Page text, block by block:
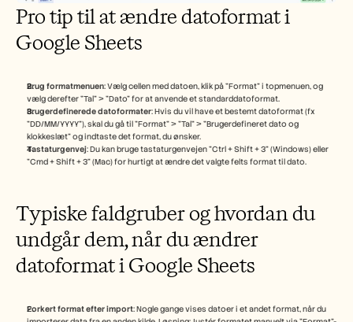
Pro tip til at ændre datoformat i
Google Sheets
Brug formatmenuen: Vælg cellen med datoen, klik på "Format" i topmenuen, og
vælg derefter "Tal" > "Dato" for at anvende et standarddatoformat.
Brugerdefinerede datoformater: Hvis du vil have et bestemt datoformat (fx
"DD/MM/YYYY"), skal du gå til "Format" > "Tal" > "Brugerdefineret dato og
klokkeslæt" og indtaste det format, du ønsker.
Tastaturgenvej: Du kan bruge tastaturgenvejen "Ctrl + Shift + 3" (Windows) eller
"Cmd + Shift + 3" (Mac) for hurtigt at ændre det valgte felts format til dato.
Typiske faldgruber og hvordan du
undgår dem, når du ændrer
datoformat i Google Sheets
Forkert format efter import: Nogle gange vises datoer i et andet format, når du